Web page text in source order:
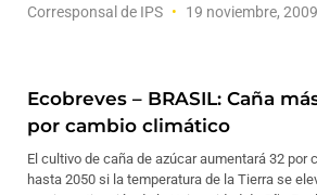
Corresponsal de IPS 19 noviembre, 2009
Ecobreves – BRASIL: Caña
por cambio climático
El cultivo de caña de azúcar aumentará 32 por
hasta 2050 si la temperatura de la Tierra se